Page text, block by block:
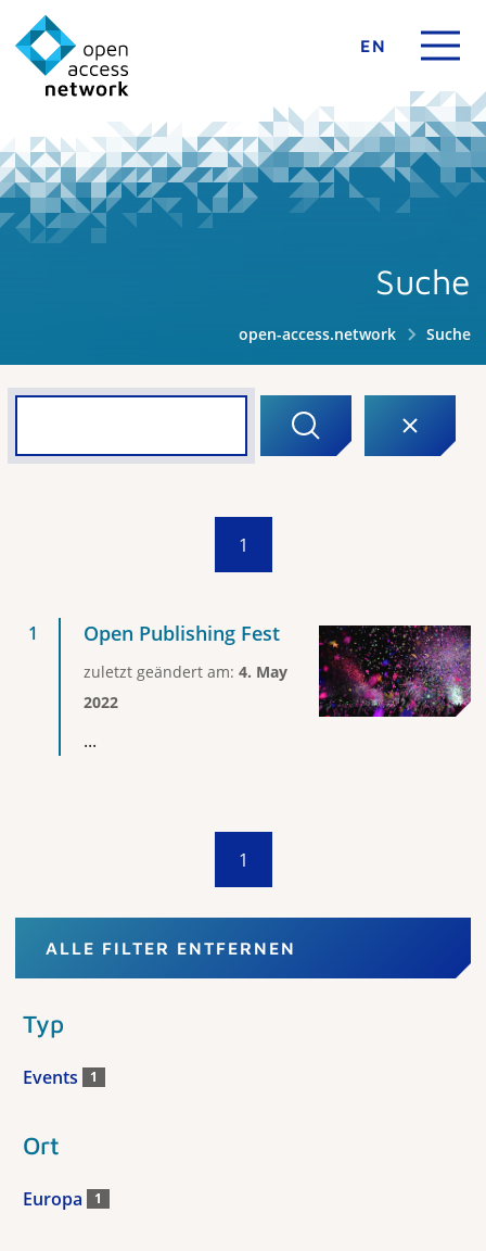
EN
Suche
open-access.network Suche
1
Open Publishing Fest
zuletzt geändert am: 4. May
2022
...
1
ALLE FILTER ENTFERNEN
Typ
Events 1
Ort
Europa 1